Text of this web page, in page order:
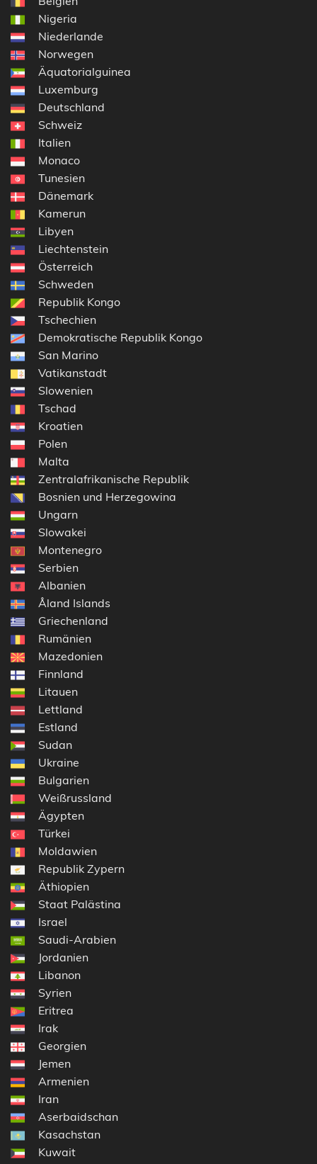
Nigeria
Niederlande
Norwegen
Äquatorialguinea
Luxemburg
Deutschland
Schweiz
Italien
Monaco
Tunesien
Dänemark
Kamerun
Libyen
Liechtenstein
Österreich
Schweden
Republik Kongo
Tschechien
Demokratische Republik Kongo
San Marino
Vatikanstadt
Slowenien
Tschad
Kroatien
Polen
Malta
Zentralafrikanische Republik
Bosnien und Herzegowina
Ungarn
Slowakei
Montenegro
Serbien
Albanien
Åland Islands
Griechenland
Rumänien
Mazedonien
Finnland
Litauen
Lettland
Estland
Sudan
Ukraine
Bulgarien
Weißrussland
Ägypten
Türkei
Moldawien
Republik Zypern
Äthiopien
Staat Palästina
Israel
Saudi-Arabien
Jordanien
Libanon
Syrien
Eritrea
Irak
Georgien
Jemen
Armenien
Iran
Aserbaidschan
Kasachstan
Kuwait